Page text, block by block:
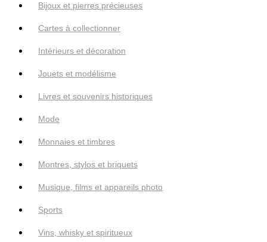
Bijoux et pierres précieuses
Cartes à collectionner
Intérieurs et décoration
Jouets et modélisme
Livres et souvenirs historiques
Mode
Monnaies et timbres
Montres, stylos et briquets
Musique, films et appareils photo
Sports
Vins, whisky et spiritueux